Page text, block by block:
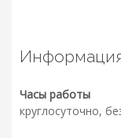
Часы работы
круглосуточно,